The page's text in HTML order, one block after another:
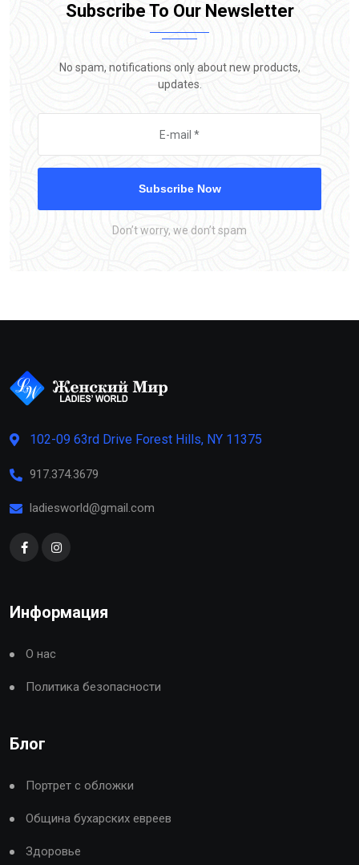
Subscribe To Our Newsletter
No spam, notifications only about new products,
updates.
Subscribe Now
Don’t worry, we don’t spam
102-09 63rd Drive Forest Hills, NY 11375
917.374.3679
ladiesworld@gmail.com
Информация
О нас
Политика безопасности
Блог
Портрет с обложки
Община бухарских евреев
Здоровье